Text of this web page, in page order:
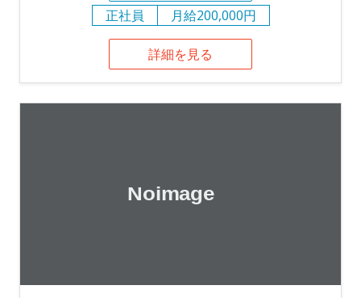
正社員
月給200,000円
詳細を見る